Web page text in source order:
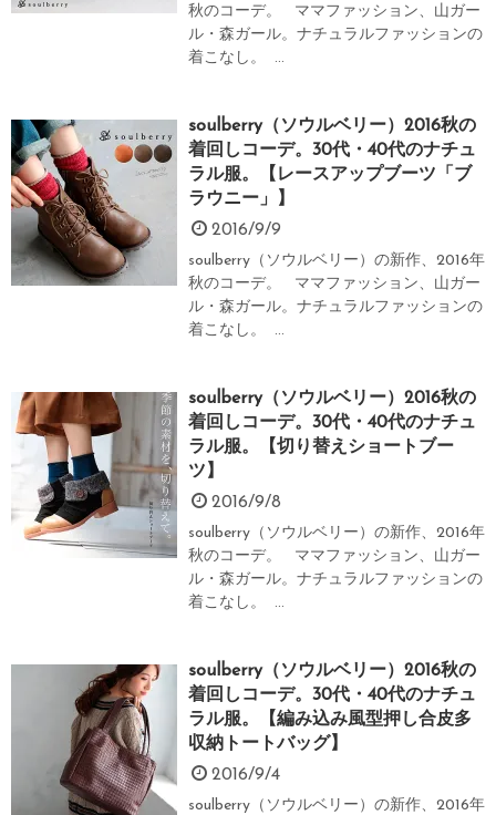
秋のコーデ。 ママファッション、山ガー
ル・森ガール。ナチュラルファッションの
着こなし。 ...
soulberry（ソウルベリー）2016秋の
着回しコーデ。30代・40代のナチュ
ラル服。【レースアップブーツ「ブ
ラウニー」】
2016/9/9
soulberry（ソウルベリー）の新作、2016年
秋のコーデ。 ママファッション、山ガー
ル・森ガール。ナチュラルファッションの
着こなし。 ...
soulberry（ソウルベリー）2016秋の
着回しコーデ。30代・40代のナチュ
ラル服。【切り替えショートブー
ツ】
2016/9/8
soulberry（ソウルベリー）の新作、2016年
秋のコーデ。 ママファッション、山ガー
ル・森ガール。ナチュラルファッションの
着こなし。 ...
soulberry（ソウルベリー）2016秋の
着回しコーデ。30代・40代のナチュ
ラル服。【編み込み風型押し合皮多
収納トートバッグ】
2016/9/4
soulberry（ソウルベリー）の新作、2016年